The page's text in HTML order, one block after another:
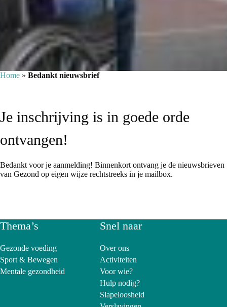
Home » Bedankt nieuwsbrief
Je inschrijving is in goede orde
ontvangen!
Bedankt voor je aanmelding! Binnenkort ontvang je de nieuwsbrieven
van Gezond op eigen wijze rechtstreeks in je mailbox.
Thema’s
Gezonde voeding
Sport & Bewegen
Mentale gezondheid
Snel naar
Over ons
Activiteiten
Voor wie?
Hulp nodig?
Slapeloosheid